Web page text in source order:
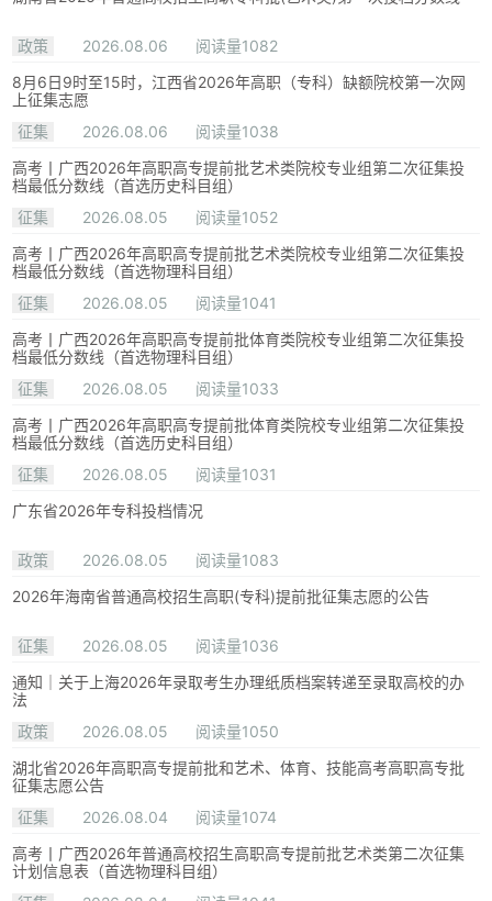
政策 2026.08.06
阅读量1082
8月6日9时至15时，江西省2026年高职（专科）缺额院校第一次网
上征集志愿
征集
2026.08.06
阅读量1038
高考丨广西2026年高职高专提前批艺术类院校专业组第二次征集投
档最低分数线（首选历史科目组）
征集
2026.08.05
阅读量1052
高考丨广西2026年高职高专提前批艺术类院校专业组第二次征集投
档最低分数线（首选物理科目组）
征集
2026.08.05
阅读量1041
高考丨广西2026年高职高专提前批体育类院校专业组第二次征集投
档最低分数线（首选物理科目组）
征集
2026.08.05
阅读量1033
高考丨广西2026年高职高专提前批体育类院校专业组第二次征集投
档最低分数线（首选历史科目组）
征集
2026.08.05
阅读量1031
广东省2026年专科投档情况
政策 2026.08.05
阅读量1083
2026年海南省普通高校招生高职(专科)提前批征集志愿的公告
征集 2026.08.05
阅读量1036
通知｜关于上海2026年录取考生办理纸质档案转递至录取高校的办
法
政策
2026.08.05
阅读量1050
湖北省2026年高职高专提前批和艺术、体育、技能高考高职高专批
征集志愿公告
征集
2026.08.04
阅读量1074
高考丨广西2026年普通高校招生高职高专提前批艺术类第二次征集
计划信息表（首选物理科目组）